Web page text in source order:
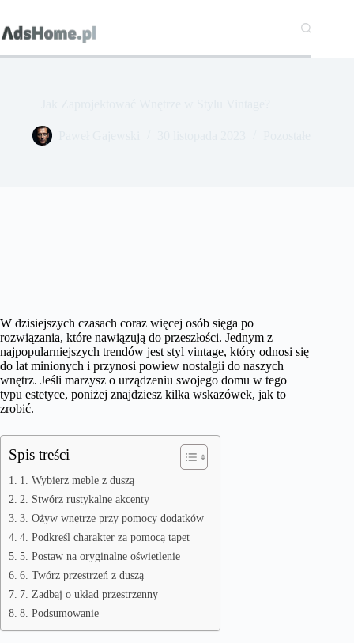
treści
W dzisiejszych czasach coraz więcej osób sięga po
rozwiązania, które nawiązują do przeszłości. Jednym z
najpopularniejszych trendów jest styl vintage, który odnosi się
do lat minionych i przynosi powiew nostalgii do naszych
wnętrz. Jeśli marzysz o urządzeniu swojego domu w tego
typu estetyce, poniżej znajdziesz kilka wskazówek, jak to
zrobić.
Spis treści
1. Wybierz meble z duszą
2. Stwórz rustykalne akcenty
3. Ożyw wnętrze przy pomocy dodatków
4. Podkreśl charakter za pomocą tapet
5. Postaw na oryginalne oświetlenie
6. Twórz przestrzeń z duszą
7. Zadbaj o układ przestrzenny
8. Podsumowanie